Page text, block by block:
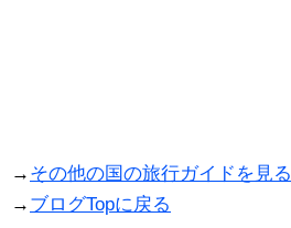
→ その他の国の旅行ガイドを見る
→ ブログTopに戻る